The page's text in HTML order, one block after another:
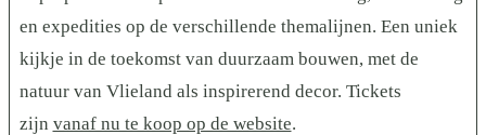
en expedities op de verschillende themalijnen. Een uniek
kijkje in de toekomst van duurzaam bouwen, met de
natuur van Vlieland als inspirerend decor. Tickets
zijn vanaf nu te koop op de website.